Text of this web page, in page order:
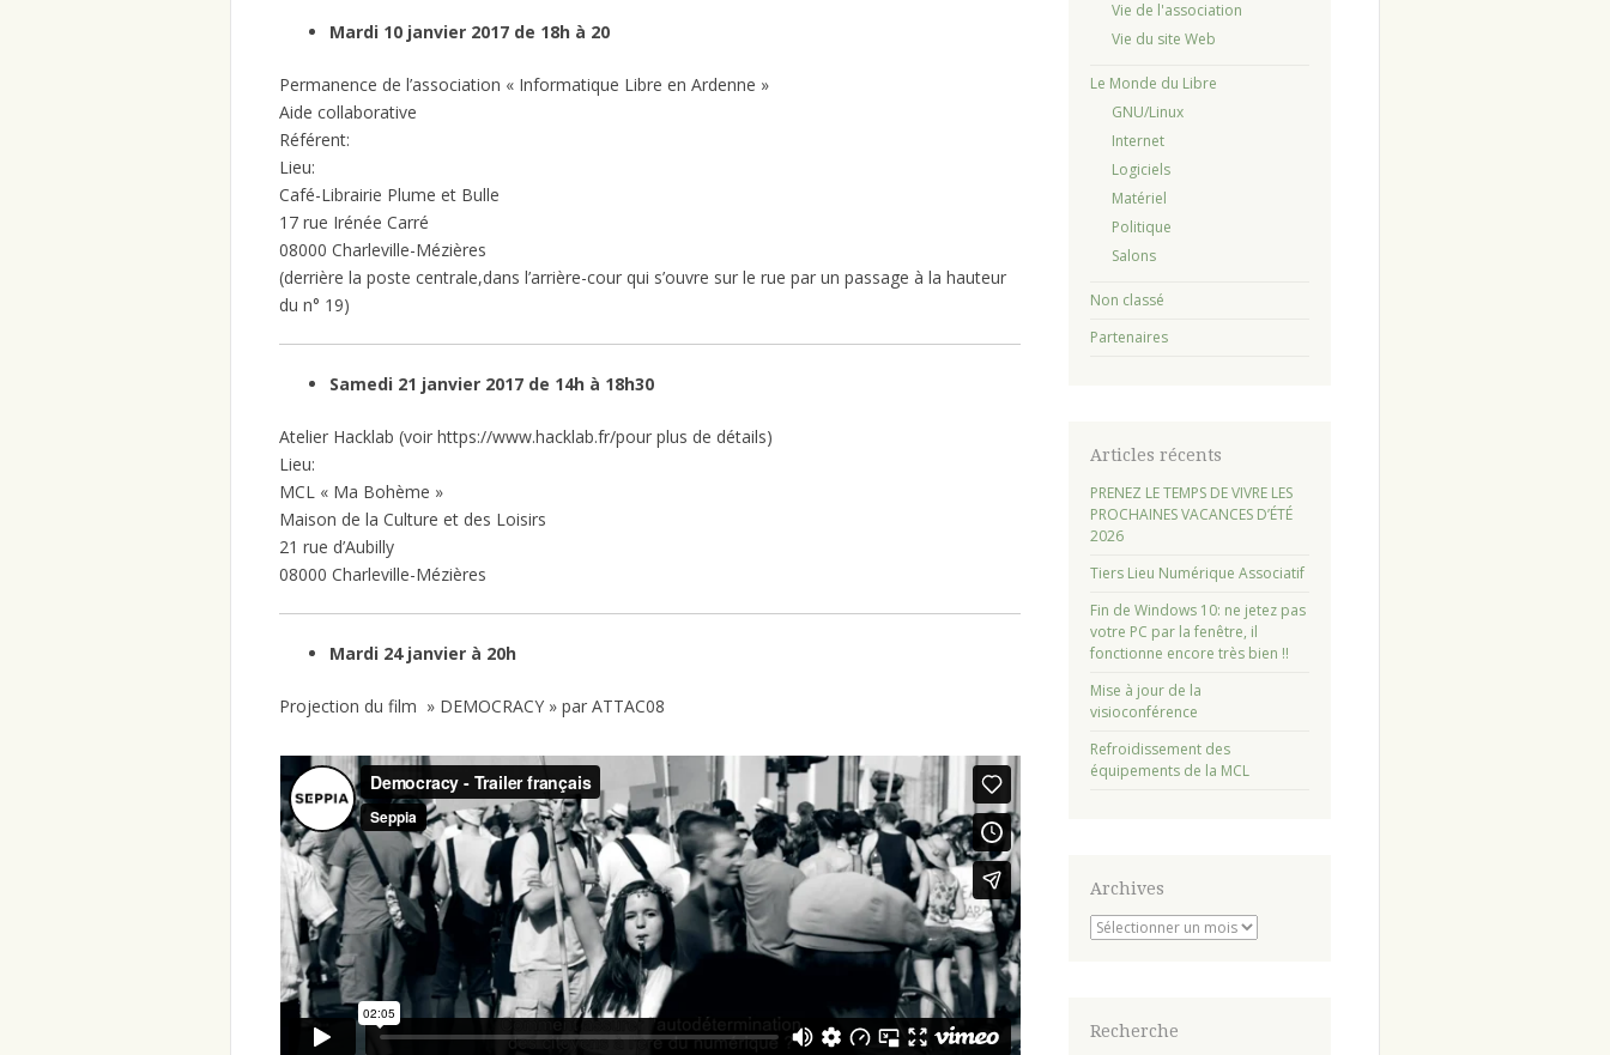
Mardi 10 janvier 2017 de 18h à 20
Permanence de l’association « Informatique Libre en Ardenne »
Aide collaborative
Référent:
Lieu:
Café-Librairie Plume et Bulle
17 rue Irénée Carré
08000 Charleville-Mézières
(derrière la poste centrale,dans l’arrière-cour qui s’ouvre sur le rue par un passage à la hauteur
du n° 19)
Samedi 21 janvier 2017 de 14h à 18h30
Atelier Hacklab (voir https://www.hacklab.fr/pour plus de détails)
Lieu:
MCL « Ma Bohème »
Maison de la Culture et des Loisirs
21 rue d’Aubilly
08000 Charleville-Mézières
Mardi 24 janvier à 20h
Projection du film » DEMOCRACY » par ATTAC08
Vie de l'association
Vie du site Web
Le Monde du Libre
GNU/Linux
Internet
Logiciels
Matériel
Politique
Salons
Non classé
Partenaires
Articles récents
PRENEZ LE TEMPS DE VIVRE LES
PROCHAINES VACANCES D’ÉTÉ
2026
Tiers Lieu Numérique Associatif
Fin de Windows 10: ne jetez pas
votre PC par la fenêtre, il
fonctionne encore très bien !!
Mise à jour de la
visioconférence
Refroidissement des
équipements de la MCL
Archives
Archives
Recherche